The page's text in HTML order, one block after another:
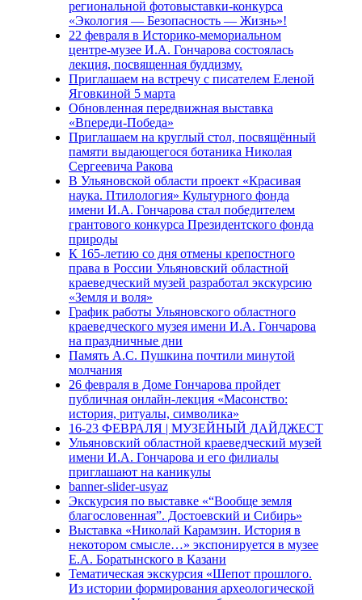
региональной фотовыставки-конкурса
«Экология — Безопасность — Жизнь»!
22 февраля в Историко-мемориальном
центре-музее И.А. Гончарова состоялась
лекция, посвященная буддизму.
Приглашаем на встречу с писателем Еленой
Яговкиной 5 марта
Обновленная передвижная выставка
«Впереди-Победа»
Приглашаем на круглый стол, посвящённый
памяти выдающегося ботаника Николая
Сергеевича Ракова
В Ульяновской области проект «Красивая
наука. Птилология» Культурного фонда
имени И.А. Гончарова стал победителем
грантового конкурса Президентского фонда
природы
К 165-летию со дня отмены крепостного
права в России Ульяновский областной
краеведческий музей разработал экскурсию
«Земля и воля»
График работы Ульяновского областного
краеведческого музея имени И.А. Гончарова
на праздничные дни
Память А.С. Пушкина почтили минутой
молчания
26 февраля в Доме Гончарова пройдет
публичная онлайн-лекция «Масонство:
история, ритуалы, символика»
16-23 ФЕВРАЛЯ | МУЗЕЙНЫЙ ДАЙДЖЕСТ
Ульяновский областной краеведческий музей
имени И.А. Гончарова и его филиалы
приглашают на каникулы
banner-slider-usyaz
Экскурсия по выставке «“Вообще земля
благословенная”. Достоевский и Сибирь»
Выставка «Николай Карамзин. История в
некотором смысле…» экспонируется в музее
Е.А. Боратынского в Казани
Тематическая экскурсия «Шепот прошлого.
Из истории формирования археологической